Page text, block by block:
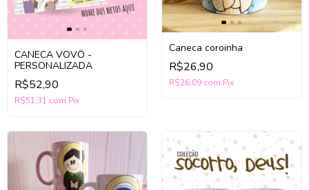
CANECA VOVÔ -
PERSONALIZADA
R$52,90
R$51,31 com Pix
Caneca coroinha
R$26,90
R$26,09 com Pix